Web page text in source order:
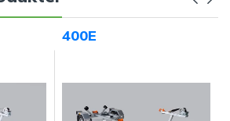
400E